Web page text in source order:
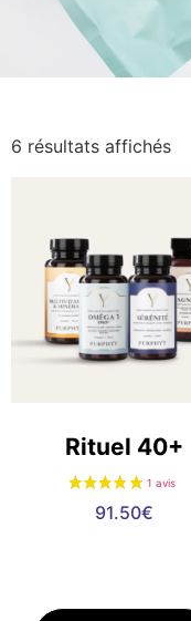
6 résultats affichés
Rituel 40+
91.50€